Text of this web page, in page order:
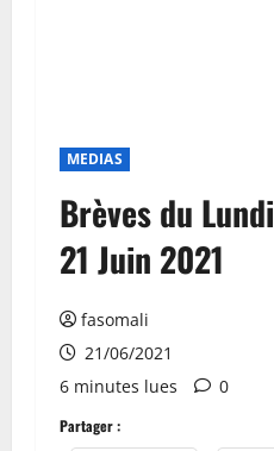
MEDIAS
Brèves du Lundi
21 Juin 2021
fasomali
21/06/2021
6 minutes lues
0
Partager :